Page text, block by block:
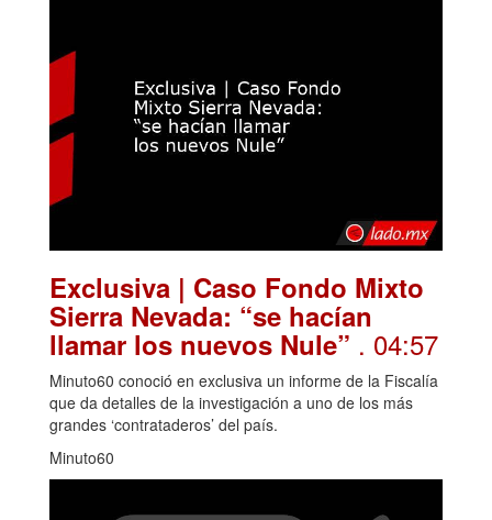
Exclusiva | Caso Fondo Mixto
Sierra Nevada: “se hacían
llamar los nuevos Nule” . 04:57
Minuto60 conoció en exclusiva un informe de la Fiscalía
que da detalles de la investigación a uno de los más
grandes ‘contrataderos’ del país.
Minuto60